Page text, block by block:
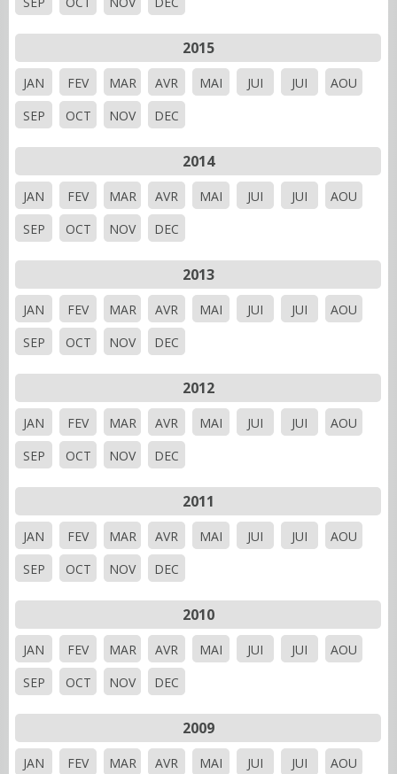
2015
JAN FEV MAR AVR MAI JUI JUI
AOU
SEP
OCT NOV DEC
2014
JAN FEV MAR AVR MAI JUI JUI
AOU
SEP
OCT NOV DEC
2013
JAN FEV MAR AVR MAI JUI JUI
AOU
SEP
OCT NOV DEC
2012
JAN FEV MAR AVR MAI JUI JUI
AOU
SEP
OCT NOV DEC
2011
JAN FEV MAR AVR MAI JUI JUI
AOU
SEP
OCT NOV DEC
2010
JAN FEV MAR AVR MAI JUI JUI
AOU
SEP
OCT NOV DEC
2009
JAN FEV MAR AVR MAI JUI JUI
AOU